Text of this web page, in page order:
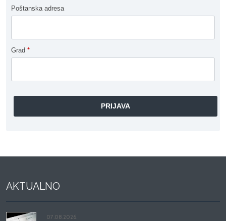
Poštanska adresa
Grad *
AKTUALNO
07.08.2026.